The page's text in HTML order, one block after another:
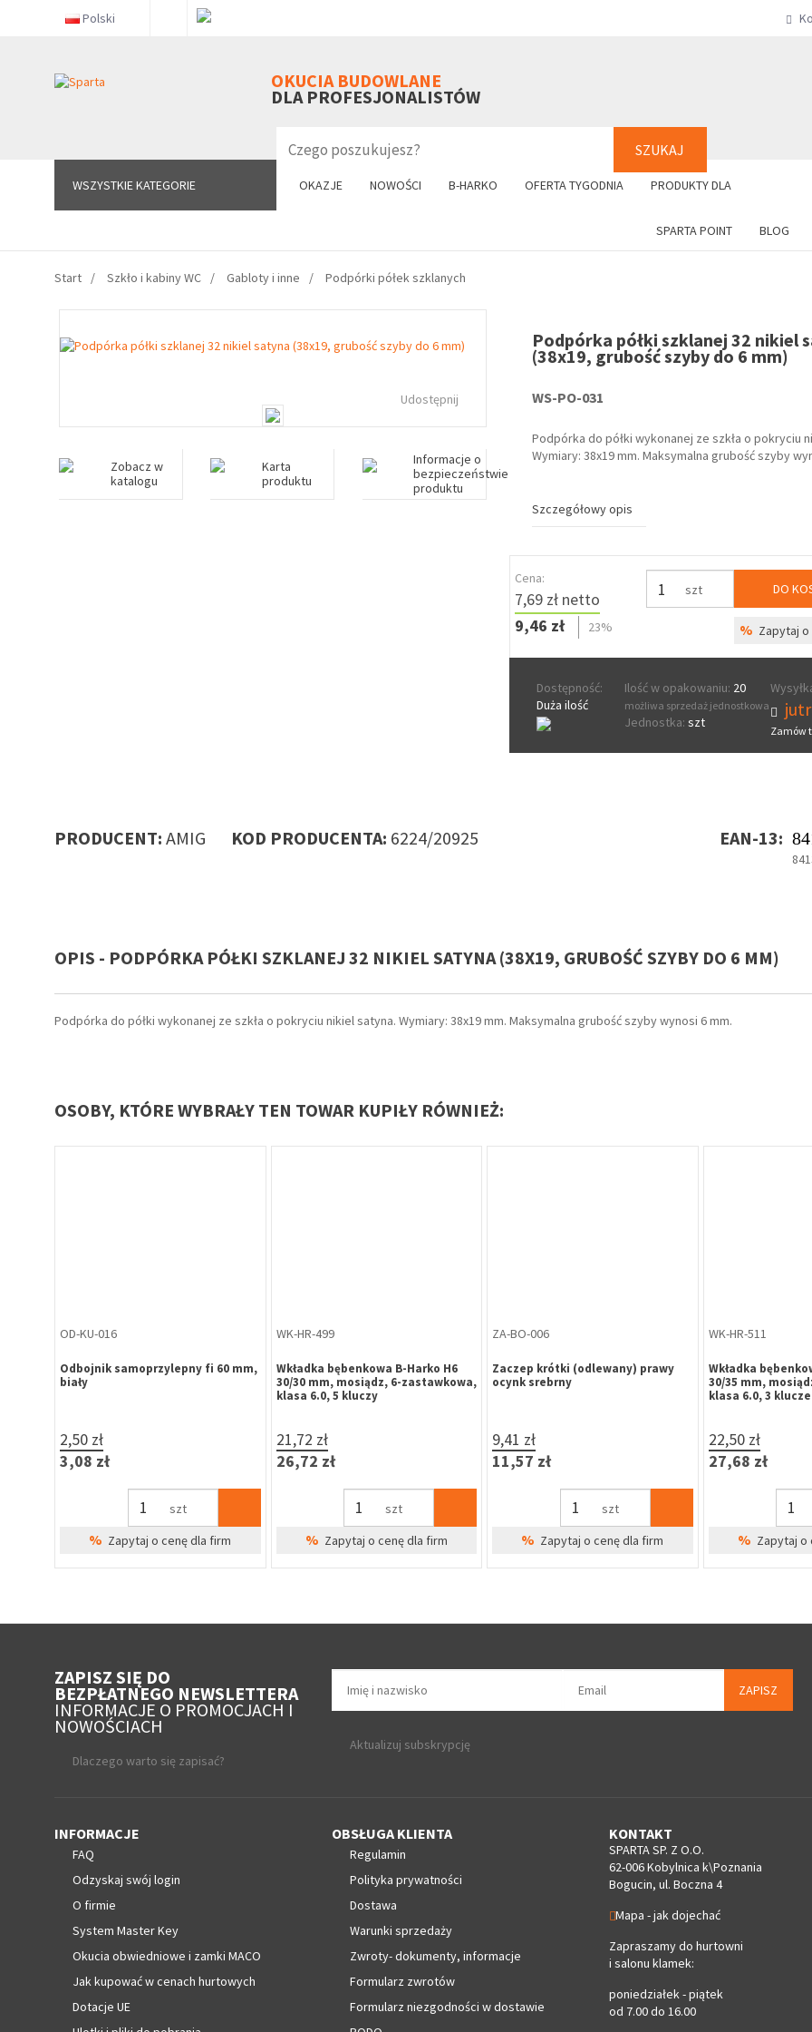
Polski
OKUCIA BUDOWLANE
DLA PROFESJONALISTÓW
SZUKAJ
WSZYSTKIE KATEGORIE OKAZJE NOWOŚCI B-HARKO OFERTA TYGODNIA PRODUKTY DLA
SPARTA POINT BLOG
WSZYSTKIE KATEGORIE +48 61
Start Szkło i kabiny WC Gabloty i inne Podpórki półek szklanych
Udostępnij
Zobacz w
katalogu
Karta
produktu
Informacje o
bezpieczeństwie
produktu
Podpórka półki szklanej 32 nikiel
(38x19, grubość szyby do 6 mm)
WS-PO-031
Podpórka do półki wykonanej ze szkła o pokryciu
Wymiary: 38x19 mm. Maksymalna grubość szyby
Szczegółowy opis
Cena:
7,69 zł netto
9,46 zł
23%
szt DO
% Zapytaj
Dostępność:
Duża ilość
Ilość w opakowaniu: 20
możliwa sprzedaż jednostkowa
Jednostka: szt
Zamów
PRODUCENT: AMIG KOD PRODUCENTA: 6224/20925 EAN-13:
OPIS - PODPÓRKA PÓŁKI SZKLANEJ 32 NIKIEL SATYNA (38X19, GRUBOŚĆ SZYBY DO 6 MM)
Podpórka do półki wykonanej ze szkła o pokryciu nikiel satyna. Wymiary: 38x19 mm. Maksymalna grubość szyby wynosi 6 mm.
OSOBY, KTÓRE WYBRAŁY TEN TOWAR KUPIŁY RÓWNIEŻ:
OD-KU-016
Odbojnik samoprzylepny fi 60 mm,
biały
2,50 zł
3,08 zł
szt
% Zapytaj o cenę dla firm
WK-HR-499
Wkładka bębenkowa B-Harko H6
30/30 mm, mosiądz, 6-zastawkowa,
klasa 6.0, 5 kluczy
21,72 zł
26,72 zł
szt
% Zapytaj o cenę dla firm
ZA-BO-006
Zaczep krótki (odlewany) prawy
ocynk srebrny
9,41 zł
11,57 zł
szt
% Zapytaj o cenę dla firm
WK-HR-511
Wkładka
30/35 mm,
klasa 6.0, 3 klucze
22,50 zł
27,68 zł
% Zapytaj o
ZAPISZ SIĘ DO
BEZPŁATNEGO NEWSLETTERA
INFORMACJE O PROMOCJACH I
NOWOŚCIACH
Dlaczego warto się zapisać?
ZAPISZ
Aktualizuj subskrypcję
INFORMACJE
FAQ
Odzyskaj swój login
O firmie
System Master Key
Okucia obwiedniowe i zamki MACO
Jak kupować w cenach hurtowych
Dotacje UE
OBSŁUGA KLIENTA
Regulamin
Polityka prywatności
Dostawa
Warunki sprzedaży
Zwroty- dokumenty, informacje
Formularz zwrotów
Formularz niezgodności w dostawie
KONTAKT
SPARTA SP. Z O.O.
62-006 Kobylnica k\Poznania
Bogucin, ul. Boczna 4
Mapa - jak dojechać
Zapraszamy do hurtowni
i salonu klamek:
poniedziałek - piątek
od 7.00 do 16.00